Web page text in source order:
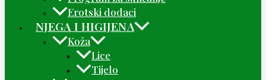
Erotski dodaci
NJEGA I HIGIJENA
Koža
Lice
Tijelo